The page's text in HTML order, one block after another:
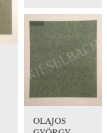
OLAJOS